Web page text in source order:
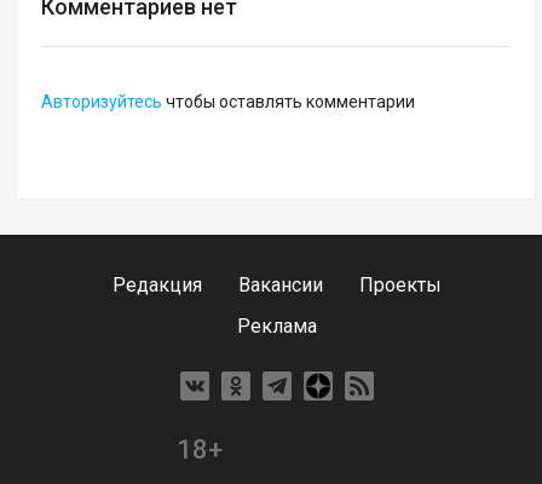
Комментариев нет
Авторизуйтесь чтобы оставлять комментарии
Редакция Вакансии
Проекты
Реклама
18+